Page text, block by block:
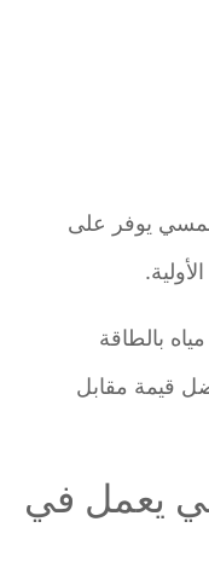
يوفر على
بالطاقة
مقابل
يعمل في